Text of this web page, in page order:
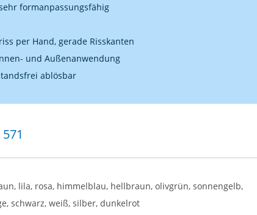
formanpassungsfähig
per Hand, gerade Risskanten
und Außenanwendung
ablösbar
lila, rosa, himmelblau, hellbraun, olivgrün, sonnengelb,
schwarz, weiß, silber, dunkelrot